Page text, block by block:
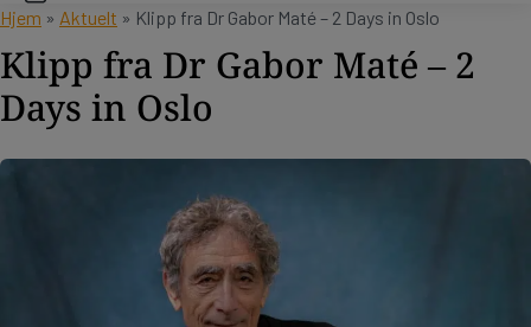
Hjem » Aktuelt » Klipp fra Dr Gabor Maté – 2 Days in Oslo
Klipp fra Dr Gabor Maté – 2
Days in Oslo